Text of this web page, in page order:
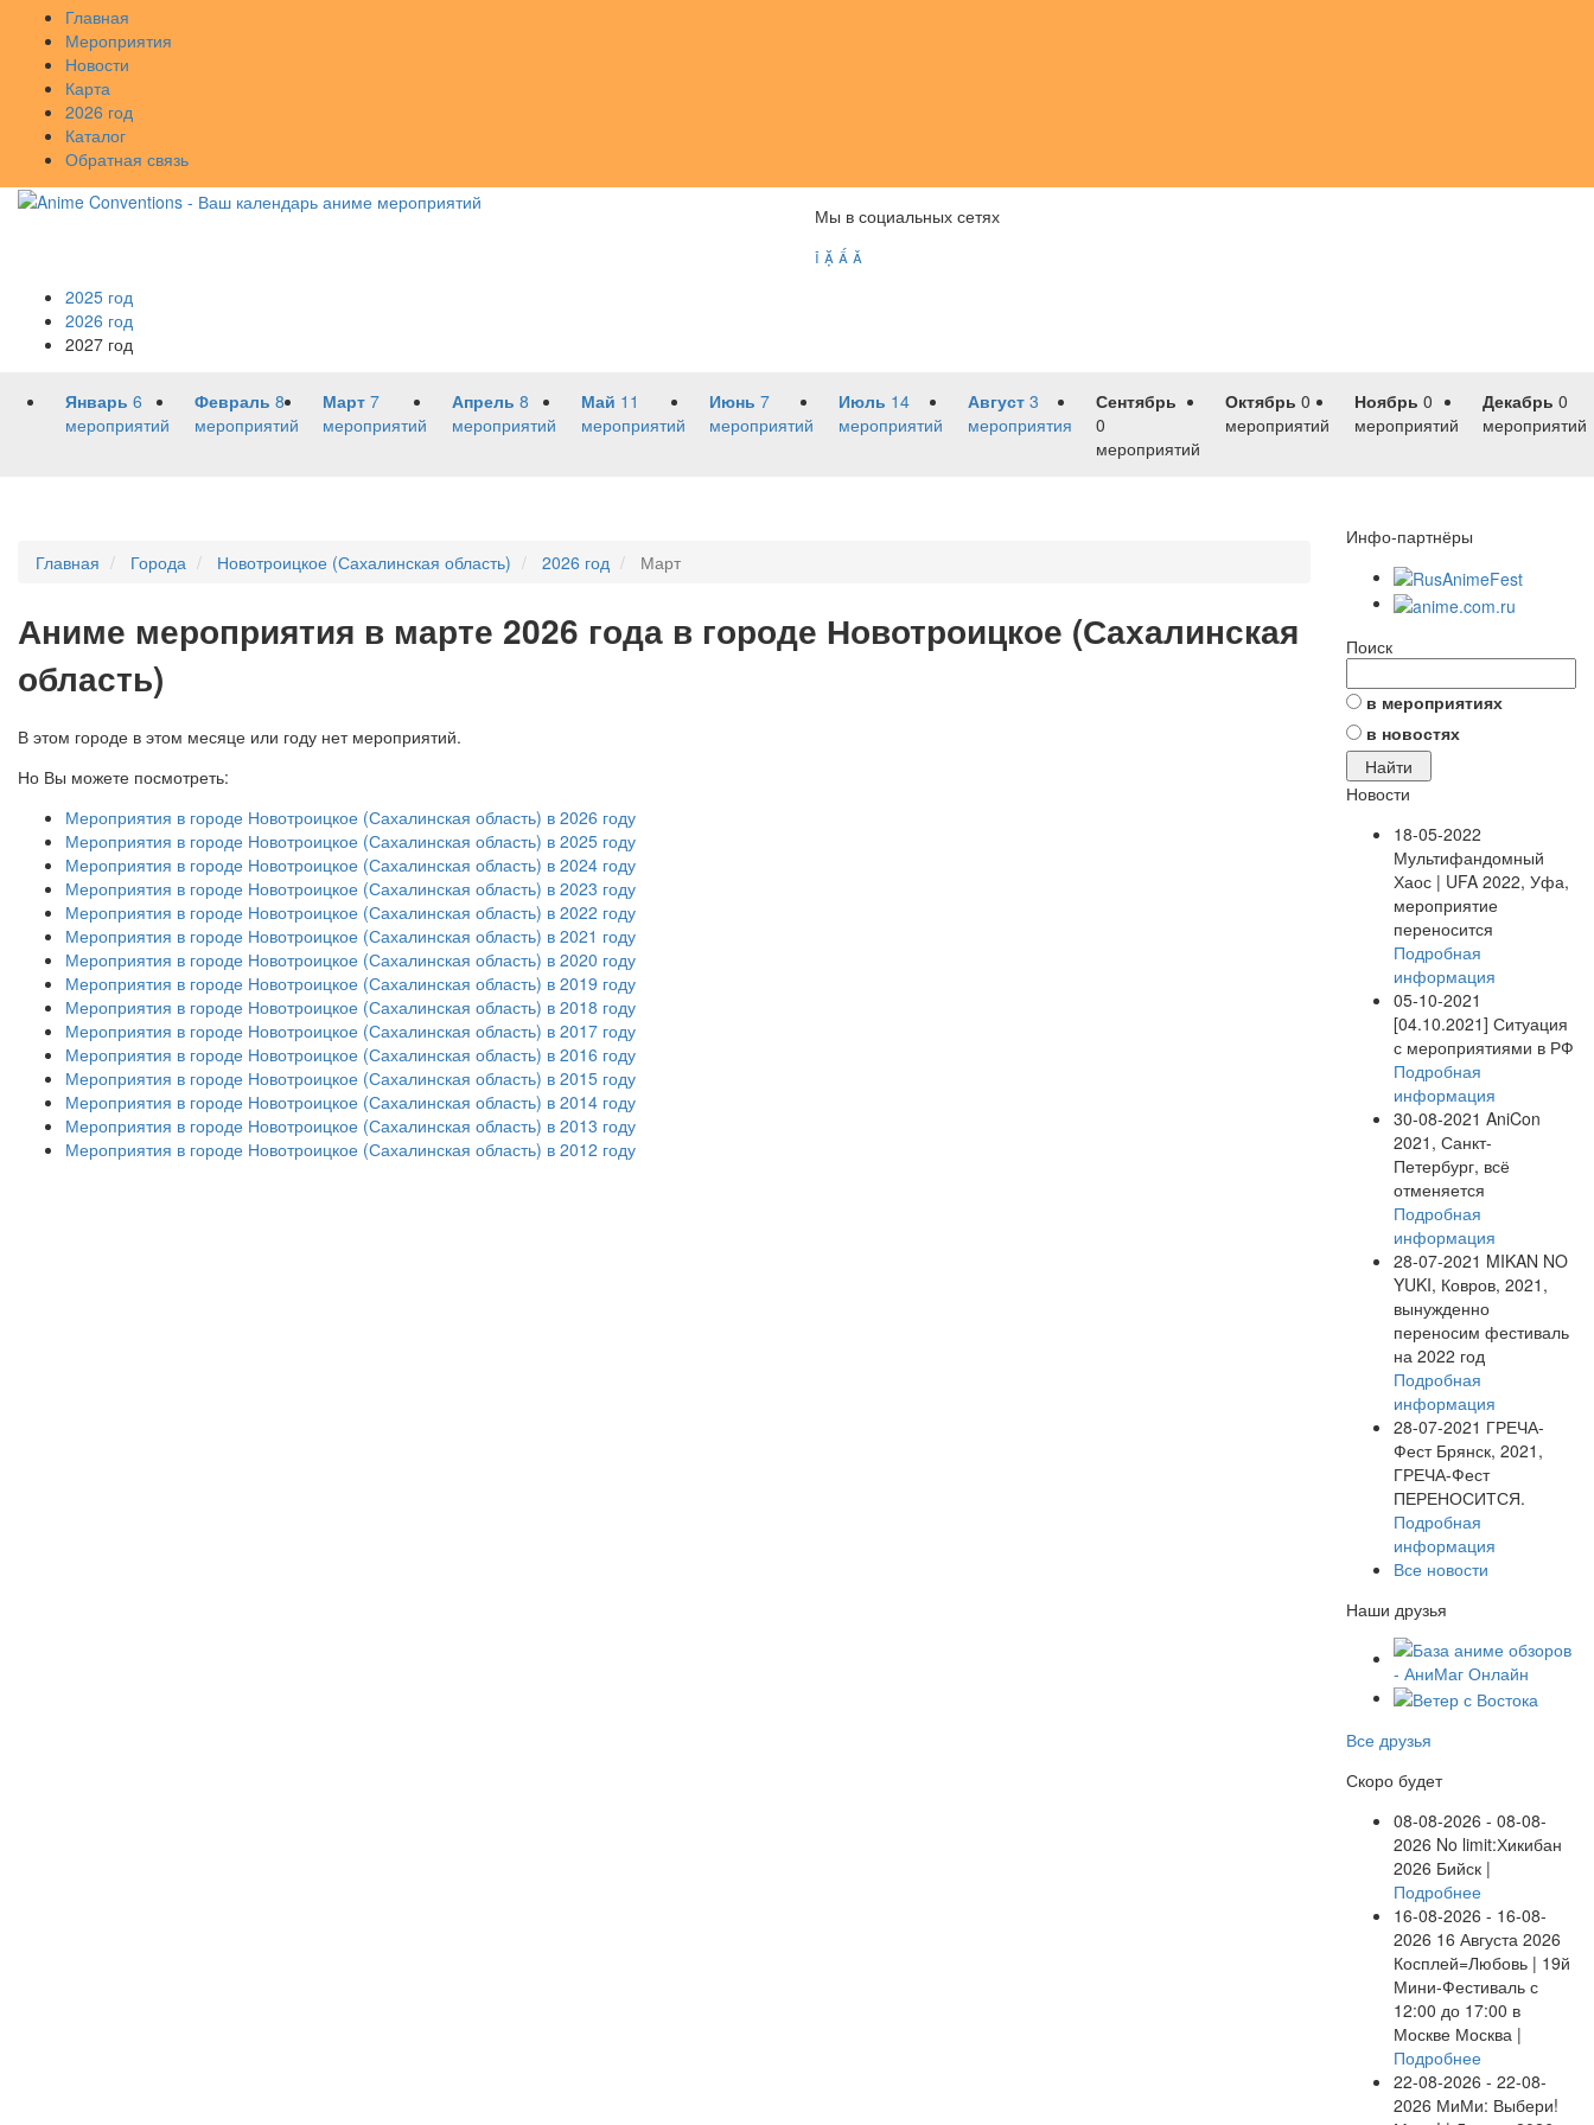
Главная
Мероприятия
Новости
Карта
2026 год
Каталог
Обратная связь
Мы в социальных сетях
   
2025 год
2026 год
2027 год
Январь 6
мероприятий
Февраль 8
мероприятий
Март 7
мероприятий
Апрель 8
мероприятий
Май 11
мероприятий
Июнь 7
мероприятий
Июль 14
мероприятий
Август 3
мероприятия
Сентябрь
0
мероприятий
Октябрь 0
мероприятий
Ноябрь 0
мероприятий
Декабрь 0
мероприятий
Главная Города Новотроицкое (Сахалинская область) 2026 год Март
Аниме мероприятия в марте 2026 года в городе Новотроицкое (Сахалинская
область)
В этом городе в этом месяце или году нет мероприятий.
Но Вы можете посмотреть:
Мероприятия в городе Новотроицкое (Сахалинская область) в 2026 году
Мероприятия в городе Новотроицкое (Сахалинская область) в 2025 году
Мероприятия в городе Новотроицкое (Сахалинская область) в 2024 году
Мероприятия в городе Новотроицкое (Сахалинская область) в 2023 году
Мероприятия в городе Новотроицкое (Сахалинская область) в 2022 году
Мероприятия в городе Новотроицкое (Сахалинская область) в 2021 году
Мероприятия в городе Новотроицкое (Сахалинская область) в 2020 году
Мероприятия в городе Новотроицкое (Сахалинская область) в 2019 году
Мероприятия в городе Новотроицкое (Сахалинская область) в 2018 году
Мероприятия в городе Новотроицкое (Сахалинская область) в 2017 году
Мероприятия в городе Новотроицкое (Сахалинская область) в 2016 году
Мероприятия в городе Новотроицкое (Сахалинская область) в 2015 году
Мероприятия в городе Новотроицкое (Сахалинская область) в 2014 году
Мероприятия в городе Новотроицкое (Сахалинская область) в 2013 году
Мероприятия в городе Новотроицкое (Сахалинская область) в 2012 году
Инфо-партнёры
Поиск
в мероприятиях
в новостях
Новости
18-05-2022
Мультифандомный
Хаос | UFA 2022, Уфа,
мероприятие
переносится
Подробная
информация
05-10-2021
[04.10.2021] Ситуация
с мероприятиями в РФ
Подробная
информация
30-08-2021 AniCon
2021, Санкт-
Петербург, всё
отменяется
Подробная
информация
28-07-2021 MIKAN NO
YUKI, Ковров, 2021,
вынужденно
переносим фестиваль
на 2022 год
Подробная
информация
28-07-2021 ГРЕЧА-
Фест Брянск, 2021,
ГРЕЧА-Фест
ПЕРЕНОСИТСЯ.
Подробная
информация
Все новости
Наши друзья
Все друзья
Скоро будет
08-08-2026 - 08-08-
2026 No limit:Хикибан
2026 Бийск |
Подробнее
16-08-2026 - 16-08-
2026 16 Августа 2026
Косплей=Любовь | 19й
Мини-Фестиваль с
12:00 до 17:00 в
Москве Москва |
Подробнее
22-08-2026 - 22-08-
2026 МиМи: Выбери!